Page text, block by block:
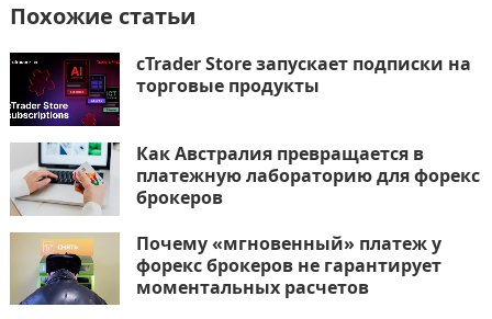
Похожие статьи
cTrader Store запускает подписки на
торговые продукты
Как Австралия превращается в
платежную лабораторию для форекс
брокеров
Почему «мгновенный» платеж у
форекс брокеров не гарантирует
моментальных расчетов